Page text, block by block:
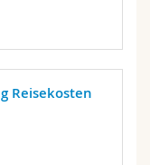
Reisekosten